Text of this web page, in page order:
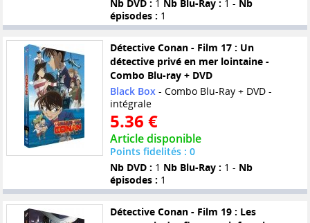
Nb DVD : 1 Nb Blu-Ray : 1 - Nb
épisodes : 1
Détective Conan - Film 17 : Un
détective privé en mer lointaine -
Combo Blu-ray + DVD
Black Box - Combo Blu-Ray + DVD -
intégrale
5.36 €
Article disponible
Points fidelités : 0
Nb DVD : 1 Nb Blu-Ray : 1 - Nb
épisodes : 1
Détective Conan - Film 19 : Les